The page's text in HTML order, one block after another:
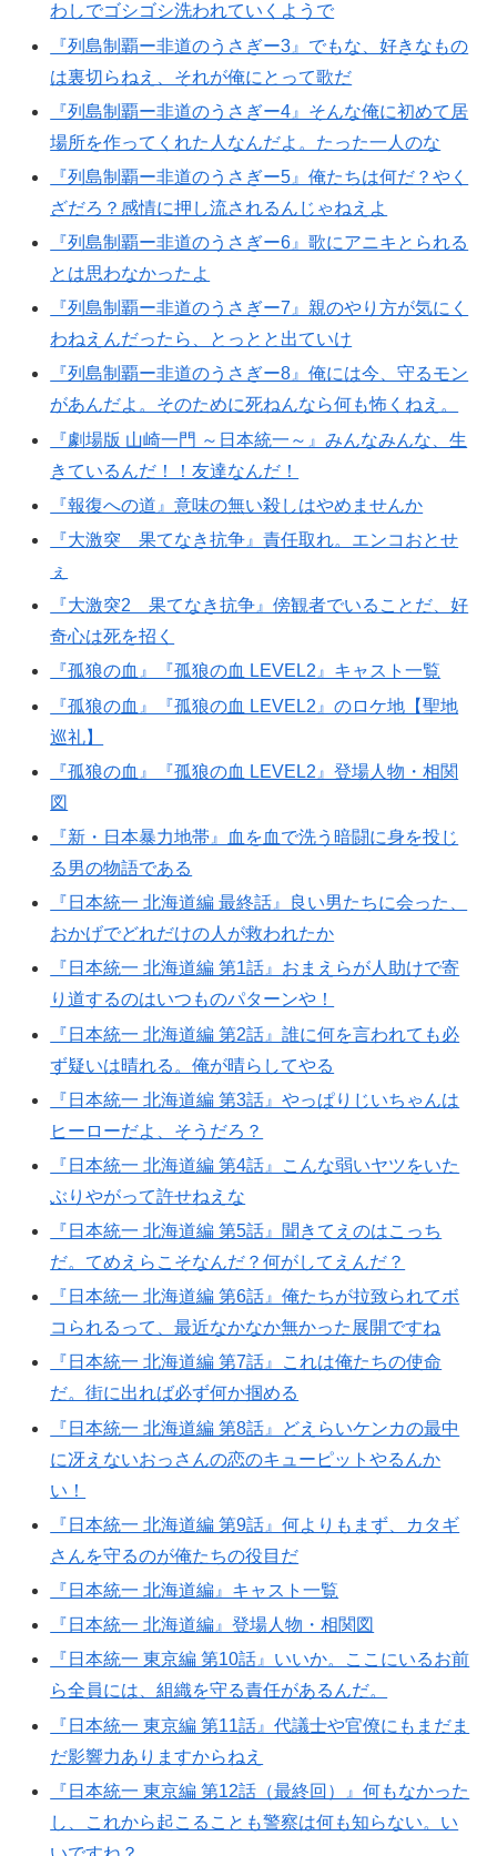
わしでゴシゴシ洗われていくようで
『列島制覇ー非道のうさぎー3』でもな、好きなもの
は裏切らねえ、それが俺にとって歌だ
『列島制覇ー非道のうさぎー4』そんな俺に初めて居
場所を作ってくれた人なんだよ。たった一人のな
『列島制覇ー非道のうさぎー5』俺たちは何だ？やく
ざだろ？感情に押し流されるんじゃねえよ
『列島制覇ー非道のうさぎー6』歌にアニキとられる
とは思わなかったよ
『列島制覇ー非道のうさぎー7』親のやり方が気にく
わねえんだったら、とっとと出ていけ
『列島制覇ー非道のうさぎー8』俺には今、守るモン
があんだよ。そのために死ねんなら何も怖くねえ。
『劇場版 山崎一門 ～日本統一～』みんなみんな、生
きているんだ！！友達なんだ！
『報復への道』意味の無い殺しはやめませんか
『大激突 果てなき抗争』責任取れ。エンコおとせ
ぇ
『大激突2 果てなき抗争』傍観者でいることだ、好
奇心は死を招く
『孤狼の血』『孤狼の血 LEVEL2』キャスト一覧
『孤狼の血』『孤狼の血 LEVEL2』のロケ地【聖地
巡礼】
『孤狼の血』『孤狼の血 LEVEL2』登場人物・相関
図
『新・日本暴力地帯』血を血で洗う暗闘に身を投じ
る男の物語である
『日本統一 北海道編 最終話』良い男たちに会った、
おかげでどれだけの人が救われたか
『日本統一 北海道編 第1話』おまえらが人助けで寄
り道するのはいつものパターンや！
『日本統一 北海道編 第2話』誰に何を言われても必
ず疑いは晴れる。俺が晴らしてやる
『日本統一 北海道編 第3話』やっぱりじいちゃんは
ヒーローだよ、そうだろ？
『日本統一 北海道編 第4話』こんな弱いヤツをいた
ぶりやがって許せねえな
『日本統一 北海道編 第5話』聞きてえのはこっち
だ。てめえらこそなんだ？何がしてえんだ？
『日本統一 北海道編 第6話』俺たちが拉致られてボ
コられるって、最近なかなか無かった展開ですね
『日本統一 北海道編 第7話』これは俺たちの使命
だ。街に出れば必ず何か掴める
『日本統一 北海道編 第8話』どえらいケンカの最中
に冴えないおっさんの恋のキューピットやるんか
い！
『日本統一 北海道編 第9話』何よりもまず、カタギ
さんを守るのが俺たちの役目だ
『日本統一 北海道編』キャスト一覧
『日本統一 北海道編』登場人物・相関図
『日本統一 東京編 第10話』いいか。ここにいるお前
ら全員には、組織を守る責任があるんだ。
『日本統一 東京編 第11話』代議士や官僚にもまだま
だ影響力ありますからねえ
『日本統一 東京編 第12話（最終回）』何もなかった
し、これから起こることも警察は何も知らない。い